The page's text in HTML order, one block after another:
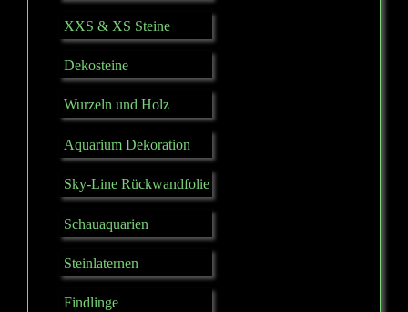
XXS & XS Steine
Dekosteine
Wurzeln und Holz
Aquarium Dekoration
Sky-Line Rückwandfolie
Schauaquarien
Steinlaternen
Findlinge